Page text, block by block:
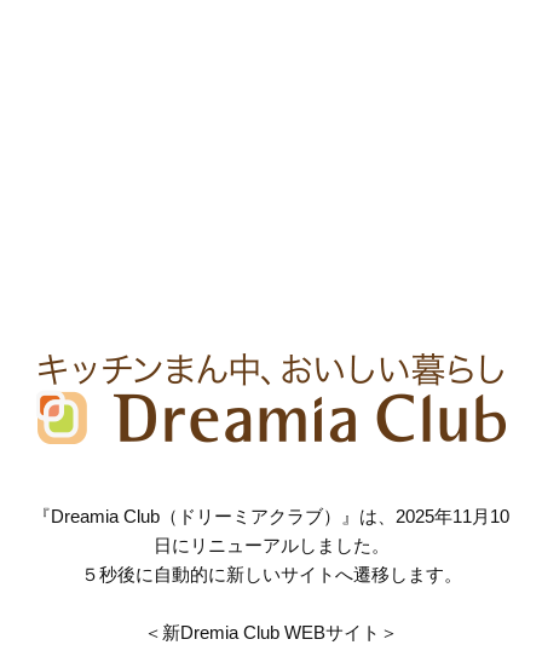
『Dreamia Club（ドリーミアクラブ）』は、2025年11月10
日にリニューアルしました。
５秒後に自動的に新しいサイトへ遷移します。
＜新Dremia Club WEBサイト＞